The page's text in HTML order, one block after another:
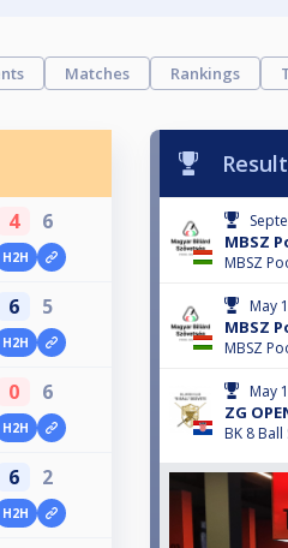
Matches Rankings
4 6
H2H
6 5
H2H
0 6
H2H
6 2
H2H
MBSZ
MBSZ
May
MBSZ
MBSZ
May
ZG
BK 8 Ball